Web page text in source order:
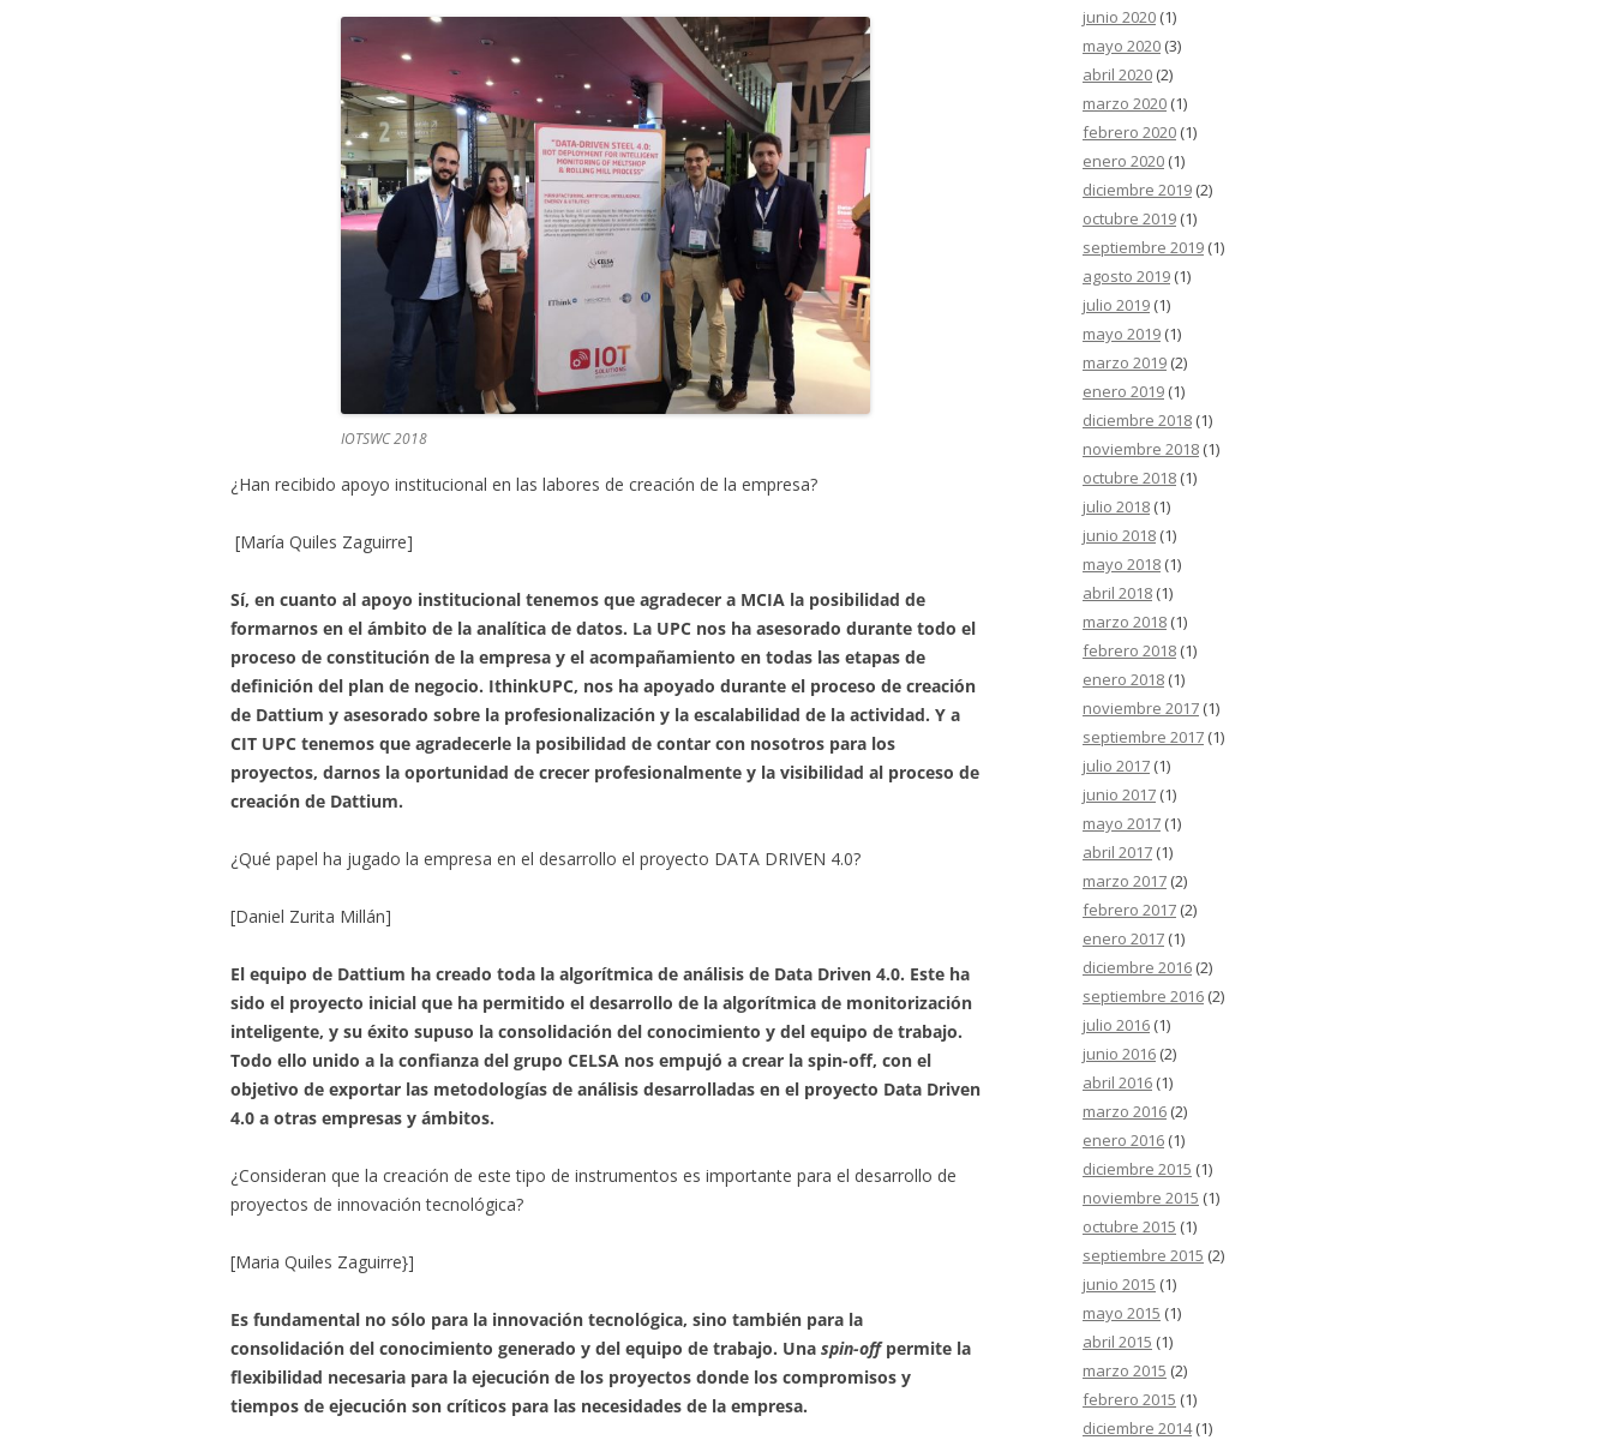
IOTSWC 2018
¿Han recibido apoyo institucional en las labores de creación de la empresa?
[María Quiles Zaguirre]
Sí, en cuanto al apoyo institucional tenemos que agradecer a MCIA la posibilidad de
formarnos en el ámbito de la analítica de datos. La UPC nos ha asesorado durante todo el
proceso de constitución de la empresa y el acompañamiento en todas las etapas de
definición del plan de negocio. IthinkUPC, nos ha apoyado durante el proceso de creación
de Dattium y asesorado sobre la profesionalización y la escalabilidad de la actividad. Y a
CIT UPC tenemos que agradecerle la posibilidad de contar con nosotros para los
proyectos, darnos la oportunidad de crecer profesionalmente y la visibilidad al proceso de
creación de Dattium.
¿Qué papel ha jugado la empresa en el desarrollo el proyecto DATA DRIVEN 4.0?
[Daniel Zurita Millán]
El equipo de Dattium ha creado toda la algorítmica de análisis de Data Driven 4.0. Este ha
sido el proyecto inicial que ha permitido el desarrollo de la algorítmica de monitorización
inteligente, y su éxito supuso la consolidación del conocimiento y del equipo de trabajo.
Todo ello unido a la confianza del grupo CELSA nos empujó a crear la spin-off, con el
objetivo de exportar las metodologías de análisis desarrolladas en el proyecto Data Driven
4.0 a otras empresas y ámbitos.
¿Consideran que la creación de este tipo de instrumentos es importante para el desarrollo de
proyectos de innovación tecnológica?
[Maria Quiles Zaguirre}]
Es fundamental no sólo para la innovación tecnológica, sino también para la
consolidación del conocimiento generado y del equipo de trabajo. Una spin-offpermite la
flexibilidad necesaria para la ejecución de los proyectos donde los compromisos y
tiempos de ejecución son críticos para las necesidades de la empresa.
junio 2020 (1)
mayo 2020 (3)
abril 2020 (2)
marzo 2020 (1)
febrero 2020 (1)
enero 2020 (1)
diciembre 2019 (2)
octubre 2019 (1)
septiembre 2019 (1)
agosto 2019 (1)
julio 2019 (1)
mayo 2019 (1)
marzo 2019 (2)
enero 2019 (1)
diciembre 2018 (1)
noviembre 2018 (1)
octubre 2018 (1)
julio 2018 (1)
junio 2018 (1)
mayo 2018 (1)
abril 2018 (1)
marzo 2018 (1)
febrero 2018 (1)
enero 2018 (1)
noviembre 2017 (1)
septiembre 2017 (1)
julio 2017 (1)
junio 2017 (1)
mayo 2017 (1)
abril 2017 (1)
marzo 2017 (2)
febrero 2017 (2)
enero 2017 (1)
diciembre 2016 (2)
septiembre 2016 (2)
julio 2016 (1)
junio 2016 (2)
abril 2016 (1)
marzo 2016 (2)
enero 2016 (1)
diciembre 2015 (1)
noviembre 2015 (1)
octubre 2015 (1)
septiembre 2015 (2)
junio 2015 (1)
mayo 2015 (1)
abril 2015 (1)
marzo 2015 (2)
febrero 2015 (1)
diciembre 2014(1)